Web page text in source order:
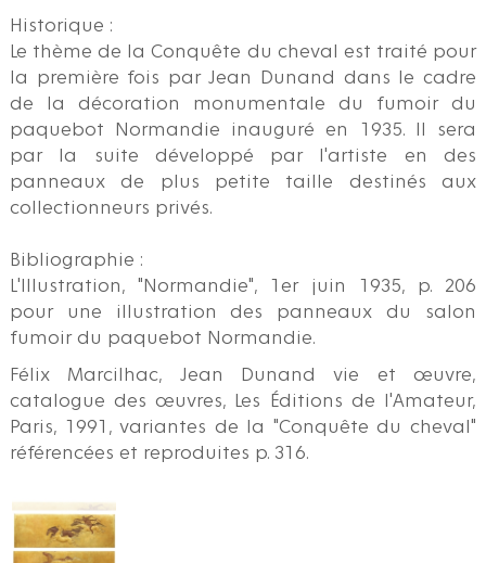
Historique :
Le thème de la Conquête du cheval est traité pour
la première fois par Jean Dunand dans le cadre
de la décoration monumentale du fumoir du
paquebot Normandie inauguré en 1935. Il sera
par la suite développé par l'artiste en des
panneaux de plus petite taille destinés aux
collectionneurs privés.
Bibliographie :
L'Illustration, "Normandie", 1er juin 1935, p. 206
pour une illustration des panneaux du salon
fumoir du paquebot Normandie.
Félix Marcilhac, Jean Dunand vie et œuvre,
catalogue des œuvres, Les Éditions de l'Amateur,
Paris, 1991, variantes de la "Conquête du cheval"
référencées et reproduites p. 316.